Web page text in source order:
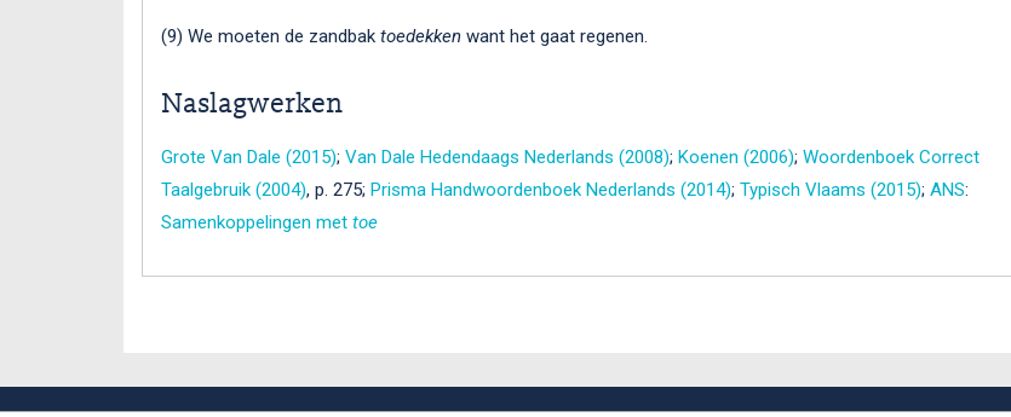
(9) We moeten de zandbak toedekken want het gaat regenen.
Naslagwerken
Grote Van Dale (2015); Van Dale Hedendaags Nederlands (2008); Koenen (2006); Woordenboek Correct
Taalgebruik (2004), p. 275; Prisma Handwoordenboek Nederlands (2014); Typisch Vlaams (2015); ANS:
Samenkoppelingen met toe